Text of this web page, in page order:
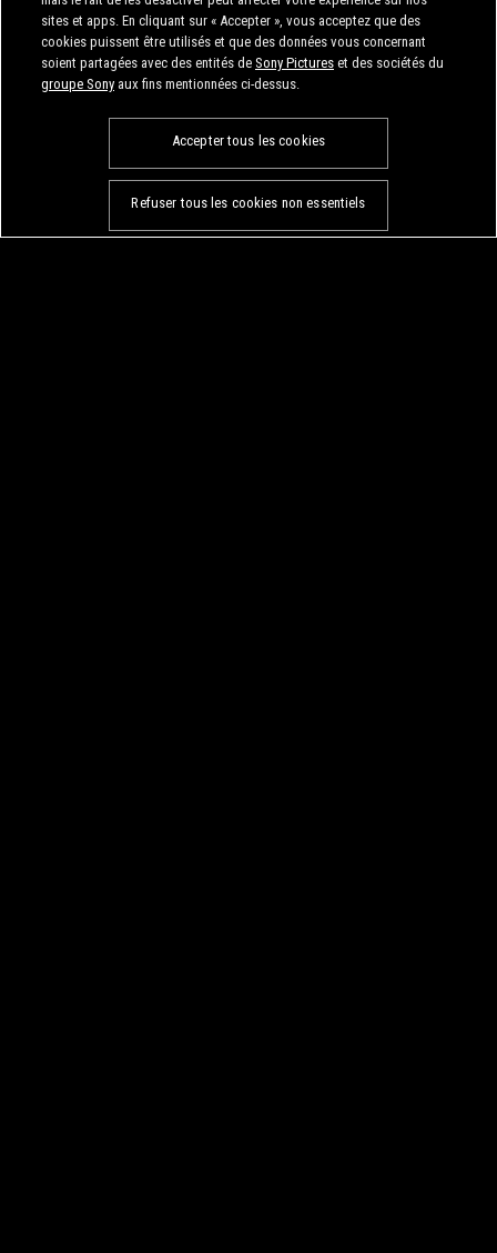
sites et apps. En cliquant sur « Accepter », vous acceptez que des
cookies puissent être utilisés et que des données vous concernant
soient partagées avec des entités de Sony Pictures et des sociétés du
groupe Sony aux fins mentionnées ci-dessus.
Accepter tous les cookies
Refuser tous les cookies non essentiels
ACHETER DES BILLETS
CRÉDITS